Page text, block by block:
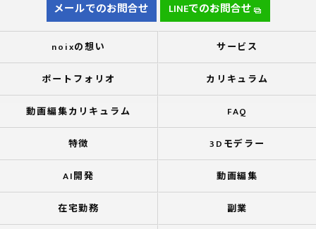
メールでのお問合せ LINEでのお問合せ
noixの想い サービス
ポートフォリオ カリキュラム
動画編集カリキュラム FAQ
特徴 3Dモデラー
AI開発 動画編集
在宅勤務 副業